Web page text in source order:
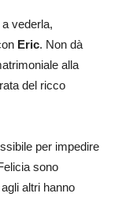
vederla,
Eric. Non dà
alla
del ricco
per impedire
sono
altri hanno